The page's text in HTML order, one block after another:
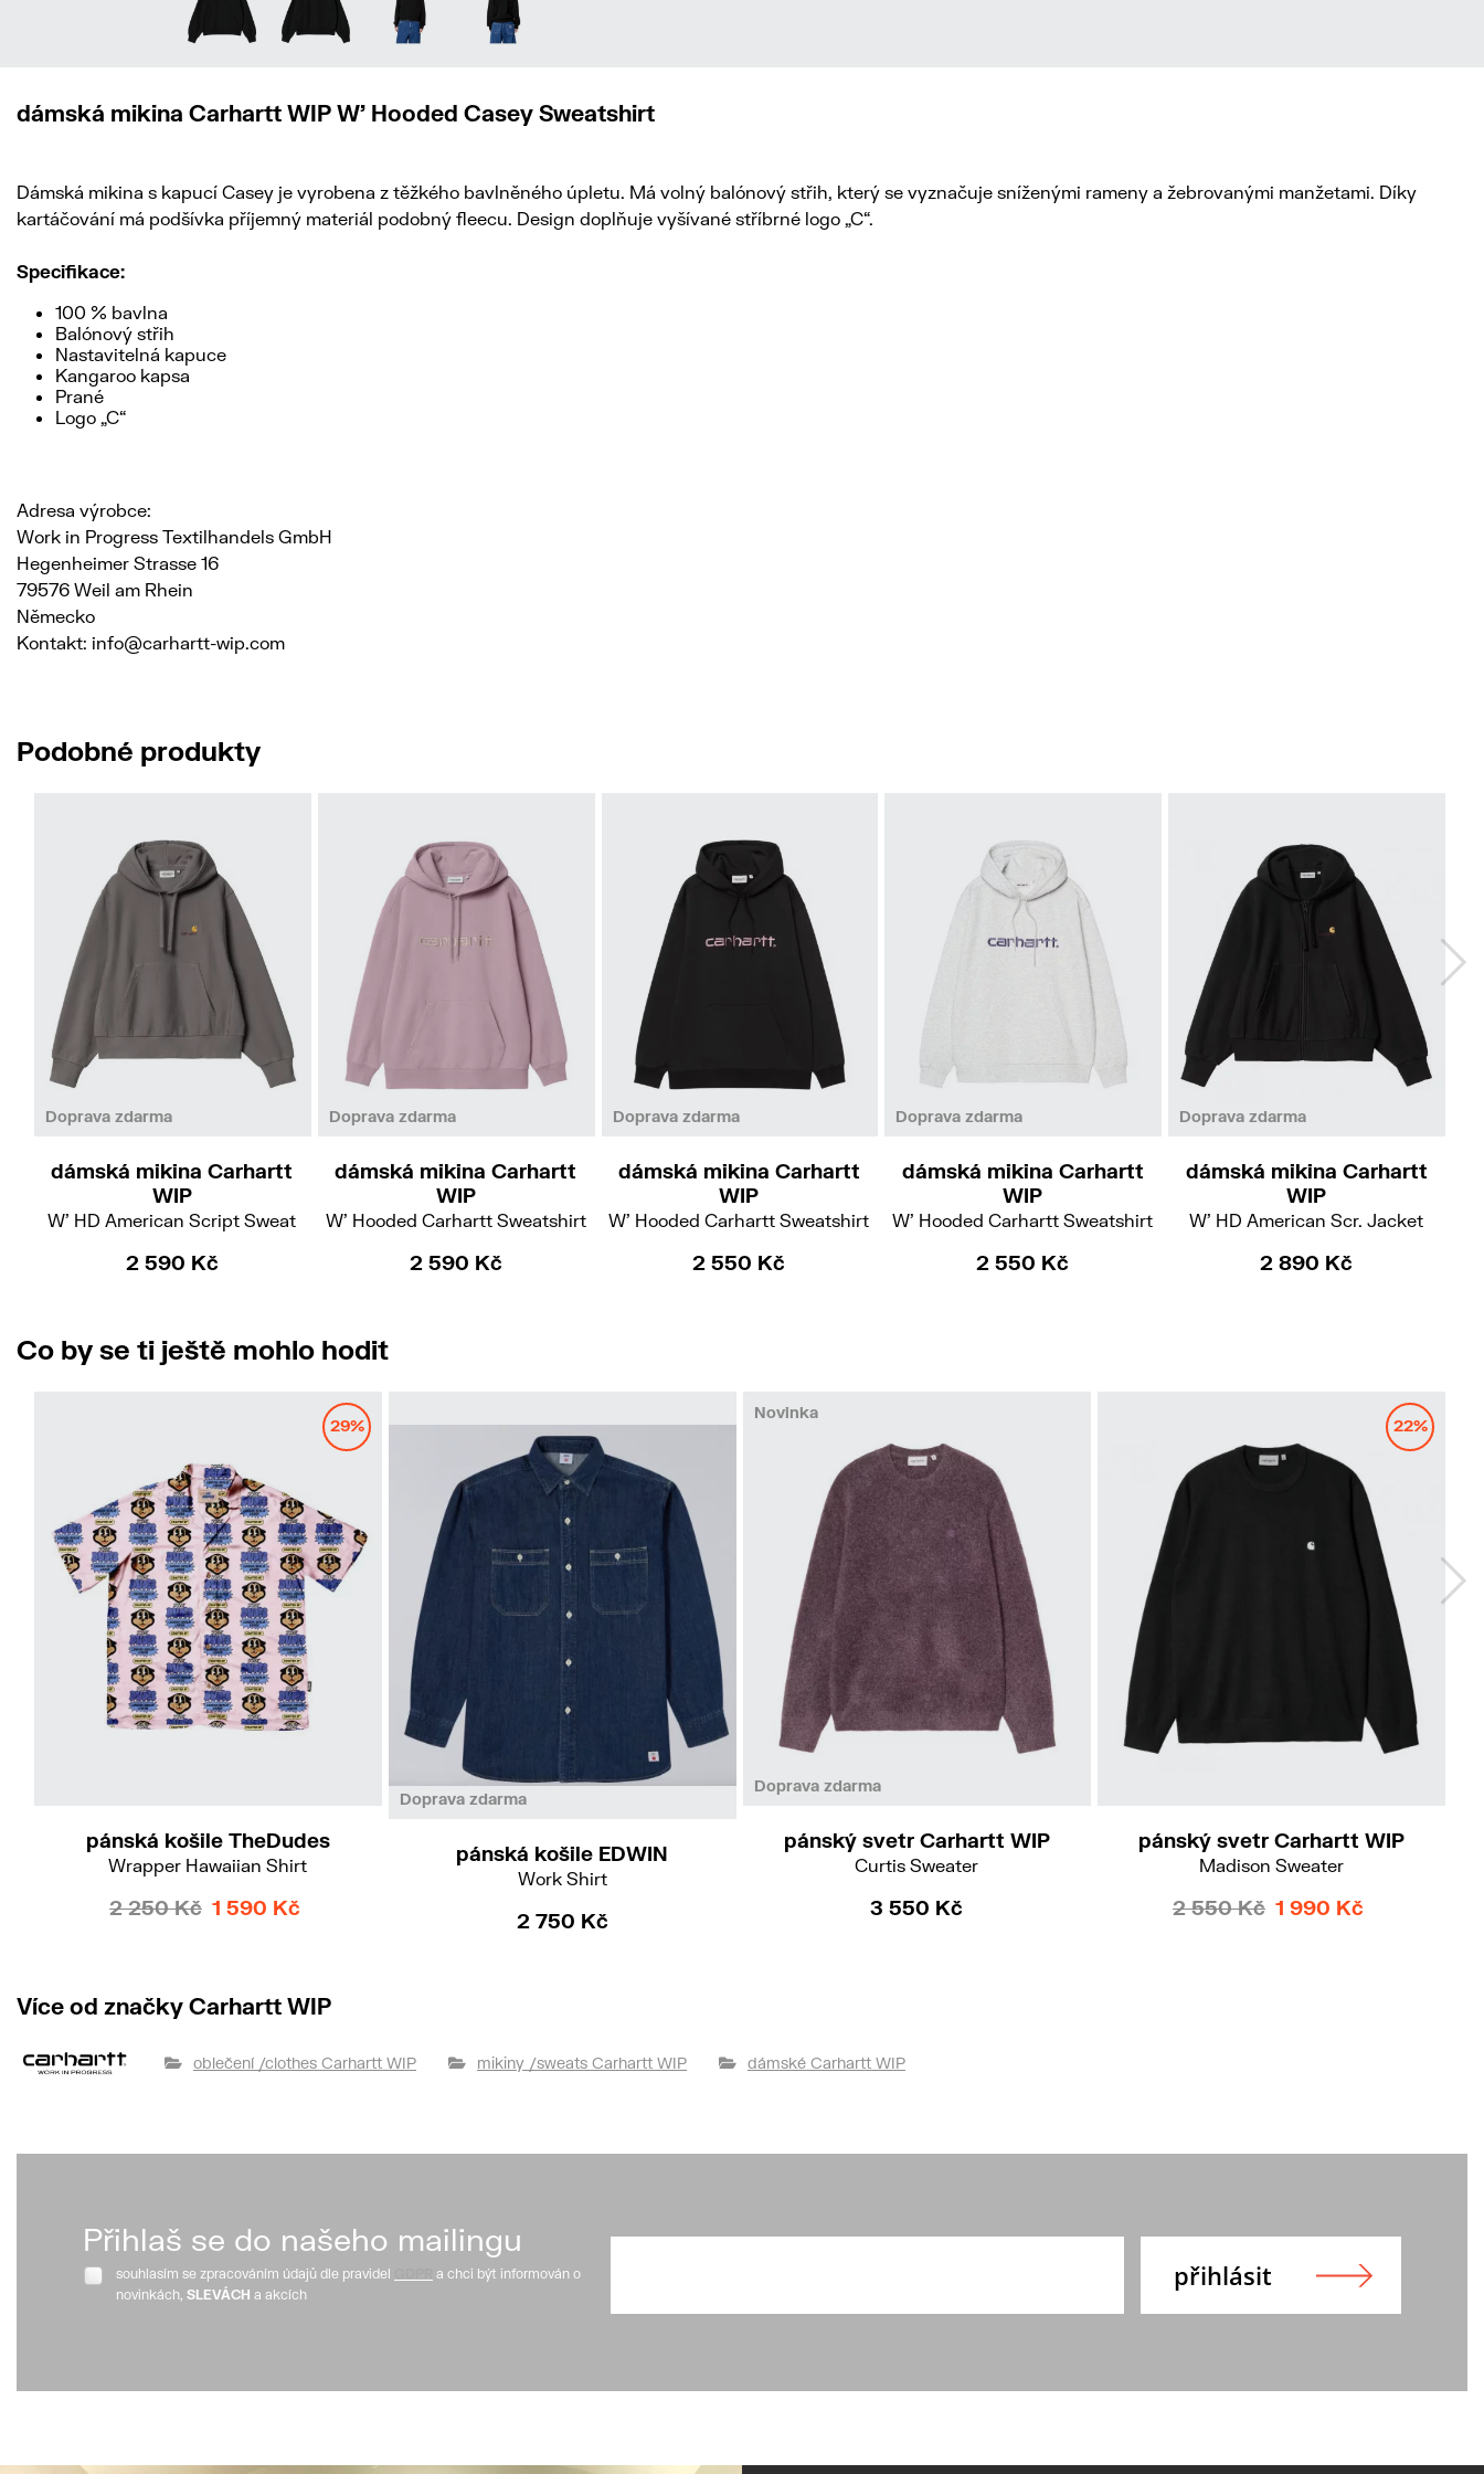
dámská mikina Carhartt WIP W' Hooded Casey Sweatshirt
Dámská mikina s kapucí Casey je vyrobena z těžkého bavlněného úpletu. Má volný balónový střih, který se vyznačuje sníženými rameny a žebrovanými manžetami. Díky
kartáčování má podšívka příjemný materiál podobný fleecu. Design doplňuje vyšívané stříbrné logo „C“.
Specifikace:
100 % bavlna
Balónový střih
Nastavitelná kapuce
Kangaroo kapsa
Prané
Logo „C“
Adresa výrobce:
Work in Progress Textilhandels GmbH
Hegenheimer Strasse 16
79576 Weil am Rhein
Německo
Kontakt: info@carhartt-wip.com
Podobné produkty
Doprava zdarma
XS
dámská mikina Carhartt
WIP
W' HD American Script Sweat
2 590 Kč
Doprava zdarma
L
dámská mikina Carhartt
WIP
W' Hooded Carhartt Sweatshirt
2 590 Kč
Doprava zdarma
XSS
dámská mikina Carhartt
WIP
W' Hooded Carhartt Sweatshirt
2 550 Kč
Doprava zdarma
XS
dámská mikina Carhartt
WIP
W' Hooded Carhartt Sweatshirt
2 550 Kč
Doprava zdarma
dámská mikina Carhartt
WIP
W' HD American Scr. Jacket
2 890 Kč
Co by se ti ještě mohlo hodit
29%
pánská košile TheDudes
Wrapper Hawaiian Shirt
2 250 Kč 1 590 Kč
Doprava zdarma
pánská košile EDWIN
Work Shirt
2 750 Kč
Doprava zdarma
Novinka
M
pánský svetr Carhartt WIP
Curtis Sweater
3 550 Kč
22%
pánský svetr Carhartt WIP
Madison Sweater
2 550 Kč 1 990 Kč
Více od značky Carhartt WIP
oblečení /clothes Carhartt WIP mikiny /sweats Carhartt WIP dámské Carhartt WIP
Přihlaš se do našeho mailingu
souhlasím se zpracováním údajů dle pravidel
a chci být informován o
novinkách, SLEVÁCH a akcích